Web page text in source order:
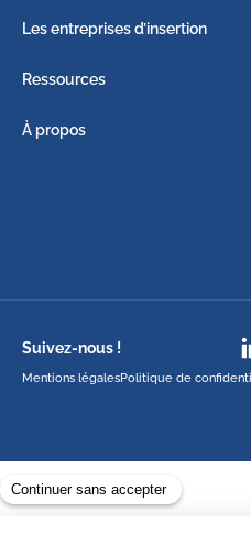
Les entreprises d’insertion
Ressources
À propos
Suivez-nous !
Mentions légalesPolitique de